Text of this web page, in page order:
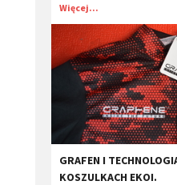
Więcej...
GRAFEN I
KOSZULKACH EKOI.